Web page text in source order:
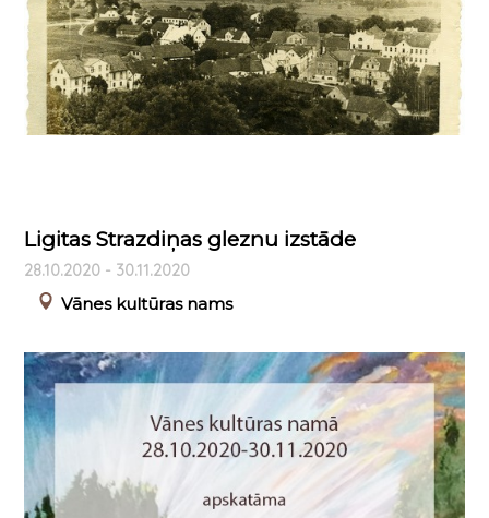
Ligitas Strazdiņas gleznu izstāde
28.10.2020 - 30.11.2020
Vānes kultūras nams